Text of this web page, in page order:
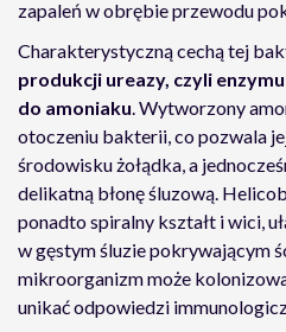
zapaleń w obrębie przewodu
Charakterystyczną cechą tej
produkcji ureazy, czyli
do amoniaku. Wytworzony
otoczeniu bakterii, co pozwala
środowisku żołądka, a
delikatną błonę śluzową.
ponadto spiralny kształt i wici,
w gęstym śluzie pokrywającym
mikroorganizm może
unikać odpowiedzi